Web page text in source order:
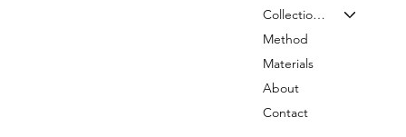
Collection & Prices
Method
Materials
About
Contact